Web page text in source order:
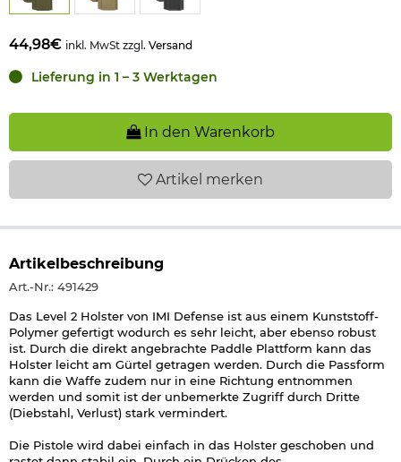
44,98€ inkl. MwSt zzgl. Versand
Lieferung in 1 – 3 Werktagen
In den Warenkorb
Artikel merken
Artikelbeschreibung
Art.-Nr.: 491429
Das Level 2 Holster von IMI Defense ist aus einem Kunststoff-
Polymer gefertigt wodurch es sehr leicht, aber ebenso robust
ist. Durch die direkt angebrachte Paddle Plattform kann das
Holster leicht am Gürtel getragen werden. Durch die Passform
kann die Waffe zudem nur in eine Richtung entnommen
werden und somit ist der unbemerkte Zugriff durch Dritte
(Diebstahl, Verlust) stark vermindert.
Die Pistole wird dabei einfach in das Holster geschoben und